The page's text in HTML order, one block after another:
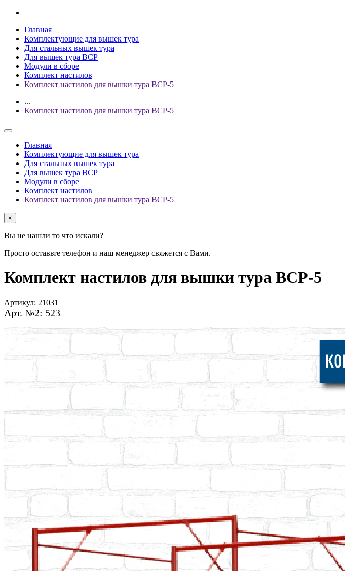
Главная
Комплектующие для вышек тура
Для стальных вышек тура
Для вышек тура ВСР
Модули в сборе
Комплект настилов
Комплект настилов для вышки тура ВСР-5
...
Комплект настилов для вышки тура ВСР-5
Главная
Комплектующие для вышек тура
Для стальных вышек тура
Для вышек тура ВСР
Модули в сборе
Комплект настилов
Комплект настилов для вышки тура ВСР-5
×
Вы не нашли то что искали?
Просто оставьте телефон и наш менеджер свяжется с Вами.
Комплект настилов для вышки тура ВСР-5
Артикул: 21031
Арт. №2: 523